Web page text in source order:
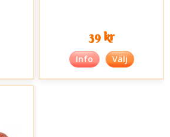
39 kr
Info Välj